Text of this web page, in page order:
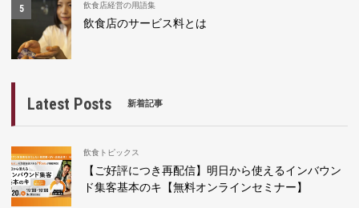
飲食店経営の用語集
飲食店のサービス料とは
Latest Posts 新着記事
飲食トピックス
【ご好評につき再配信】明日から使えるインバウン
ド集客基本のキ【無料オンラインセミナー】